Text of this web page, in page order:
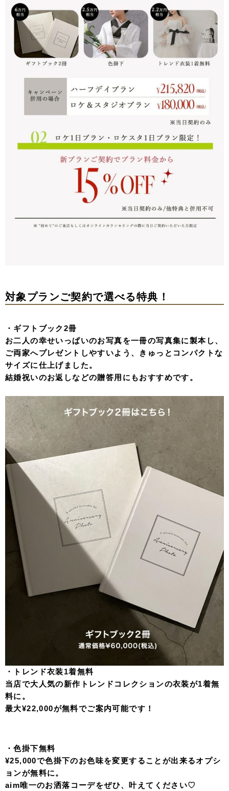
対象プランご契約で選べる特典！
・ ギフトブック2冊
お二人の幸せいっぱいのお写真を一冊の写真集に製本し、
ご両家へプレゼントしやすいよう、きゅっとコンパクトな
サイズに仕上げました。
結婚祝いのお返しなどの贈答用にもおすすめです。
・トレンド衣装1着無料
当店で大人気の新作トレンドコレクションの衣装が1着無
料に。
最大¥22,000が無料でご案内可能です！
・色掛下無料
¥25,000で色掛下のお色味を変更することが出来るオプシ
ョンが無料に。
aim唯一のお洒落コーデをぜひ、叶えてください♡